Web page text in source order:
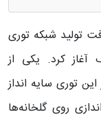
تولید شبکه توری
آغاز کرد. یکی از
این توری سایه انداز
روی گلخانه‌ها